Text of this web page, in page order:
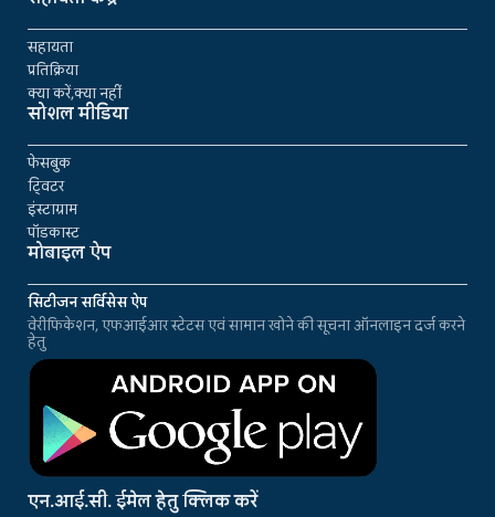
सहायता
प्रतिक्रिया
क्या करें,क्या नहीं
सोशल मीडिया
फेसबुक
ट्विटर
इंस्टाग्राम
पॉडकास्ट
मोबाइल ऐप
सिटीजन सर्विसेस ऐप
वेरीफिकेशन, एफआईआर स्टेटस एवं सामान खोने की सूचना ऑनलाइन दर्ज करने
हेतु
एन.आई.सी. ईमेल हेतु क्लिक करें